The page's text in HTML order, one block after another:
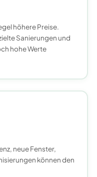
höhere Preise.
Sanierungen und
hohe Werte
neue Fenster,
können den